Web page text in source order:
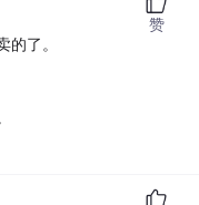
的了。
赞